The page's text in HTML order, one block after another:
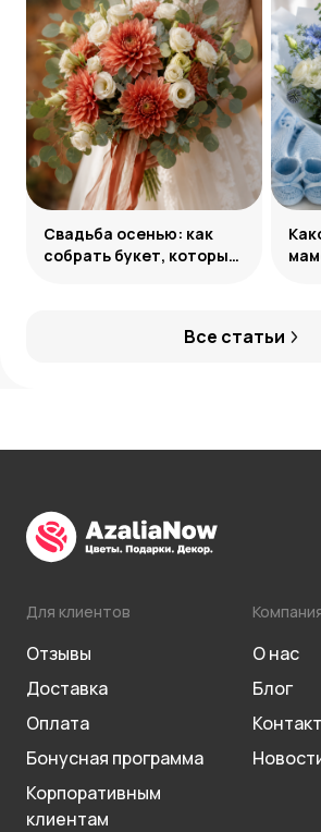
Все статьи
Свадьба осенью: как
собрать букет, который
Для клиентов
Отзывы
Доставка
Оплата
Бонусная программа
Корпоративным
клиентам
О нас
Блог